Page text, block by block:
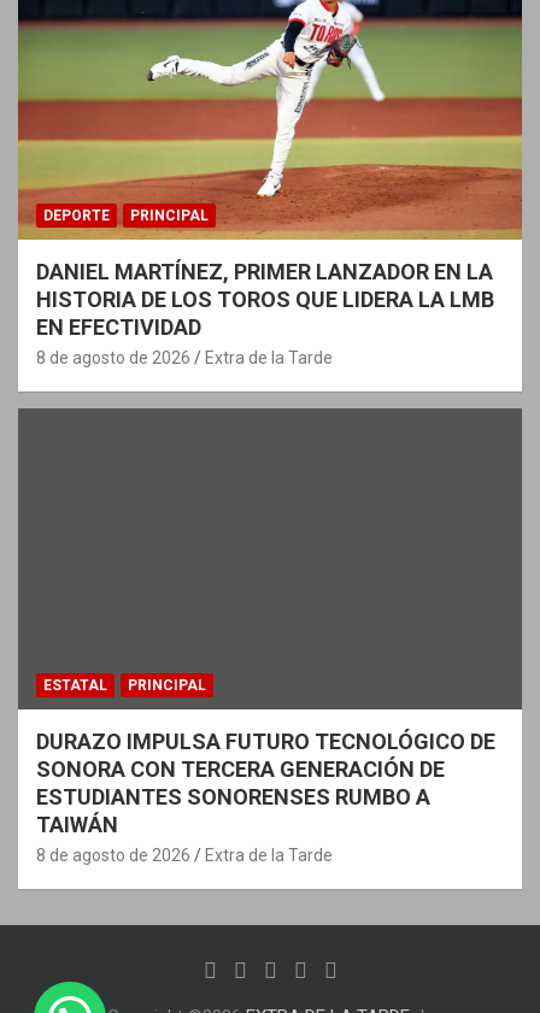
DEPORTE PRINCIPAL
DANIEL MARTÍNEZ, PRIMER LANZADOR EN LA
HISTORIA DE LOS TOROS QUE LIDERA LA LMB
EN EFECTIVIDAD
8 de agosto de 2026 Extra de la Tarde
ESTATAL PRINCIPAL
DURAZO IMPULSA FUTURO TECNOLÓGICO DE
SONORA CON TERCERA GENERACIÓN DE
ESTUDIANTES SONORENSES RUMBO A
TAIWÁN
8 de agosto de 2026 Extra de la Tarde